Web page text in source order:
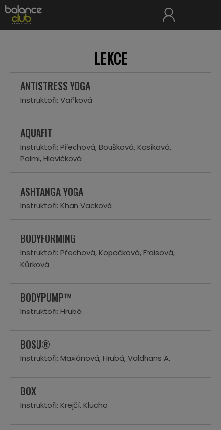
LEKCE
ANTISTRESS YOGA
Instruktoři: Vaňková
AQUAFIT
Instruktoři: Přechová, Boušková, Kasíková,
Palmi, Hlavičková
ASHTANGA YOGA
Instruktoři: Khan Vacková
BODYFORMING
Instruktoři: Přechová, Kopačková, Fraisová,
Kůrková
BODYPUMP™
Instruktoři: Hrubá
BOSU®
Instruktoři: Maxiánová, Hrubá, Valdhans A.
BOX
Instruktoři: Krejčí, Klucho